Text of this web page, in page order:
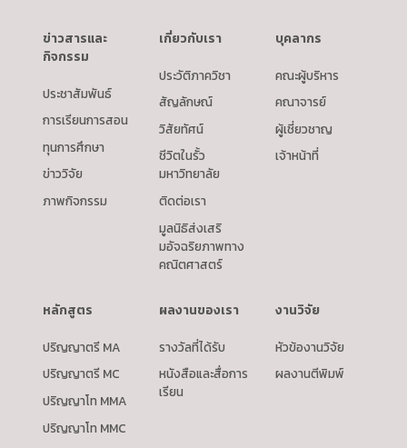
ข่าวสารและ
กิจกรรม
ประชาสัมพันธ์
การเรียนการสอน
ทุนการศึกษา
ข่าววิจัย
ภาพกิจกรรม
เกี่ยวกับเรา
ประวัติภาควิชา
สัญลักษณ์
วิสัยทัศน์
ชีวิตในรั้ว
มหาวิทยาลัย
ติดต่อเรา
มูลนิธิส่งเสริ
มอัจฉริยภาพทาง
คณิตศาสตร์
บุคลากร
คณะผู้บริหาร
คณาจารย์
ผู้เชี่ยวชาญ
เจ้าหน้าที่
หลักสูตร
ปริญญาตรี MA
ปริญญาตรี MC
ปริญญาโท MMA
ปริญญาโท MMC
ผลงานของเรา
รางวัลที่ได้รับ
หนังสือและสื่อการ
เรียน
งานวิจัย
หัวข้องานวิจัย
ผลงานตีพิมพ์